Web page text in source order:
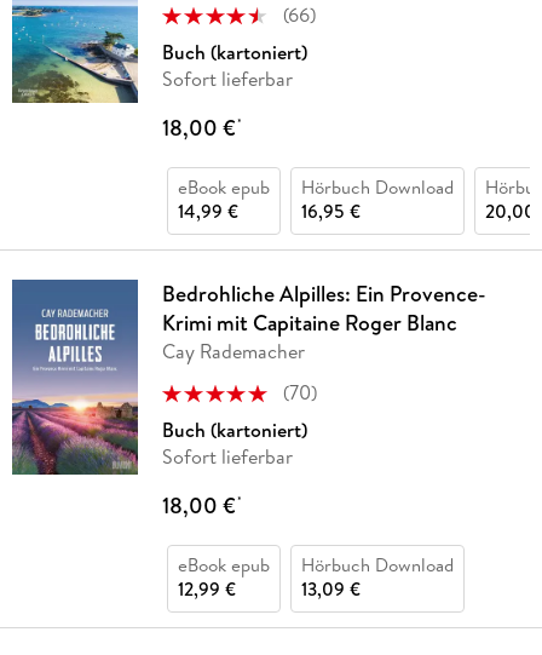
(66)
Buch (kartoniert)
Sofort lieferbar
18,00 €*
eBook epub
14,99 €
Hörbuch Download
16,95 €
20,00
Bedrohliche Alpilles: Ein Provence-
Krimi mit Capitaine Roger Blanc
Cay Rademacher
(70)
Buch (kartoniert)
Sofort lieferbar
18,00 €*
eBook epub
12,99 €
Hörbuch Download
13,09 €